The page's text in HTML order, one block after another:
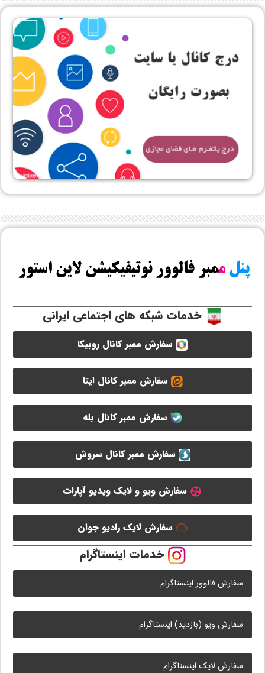
خدمات شبکه های اجتماعی ایرانی
سفارش ممبر کانال روبیکا
سفارش ممبر کانال ایتا
سفارش ممبر کانال بله
سفارش ممبر کانال سروش
سفارش ویو و لایک ویدیو آپارات
سفارش لایک رادیو جوان
خدمات اینستاگرام
سفارش فالوور اینستاگرام
سفارش ویو (بازدید) اینستاگرام
سفارش لایک اینستاگرام